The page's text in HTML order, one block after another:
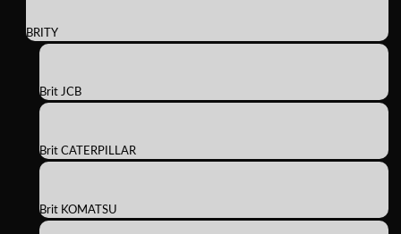
BRITY
Brit JCB
Brit CATERPILLAR
Brit KOMATSU